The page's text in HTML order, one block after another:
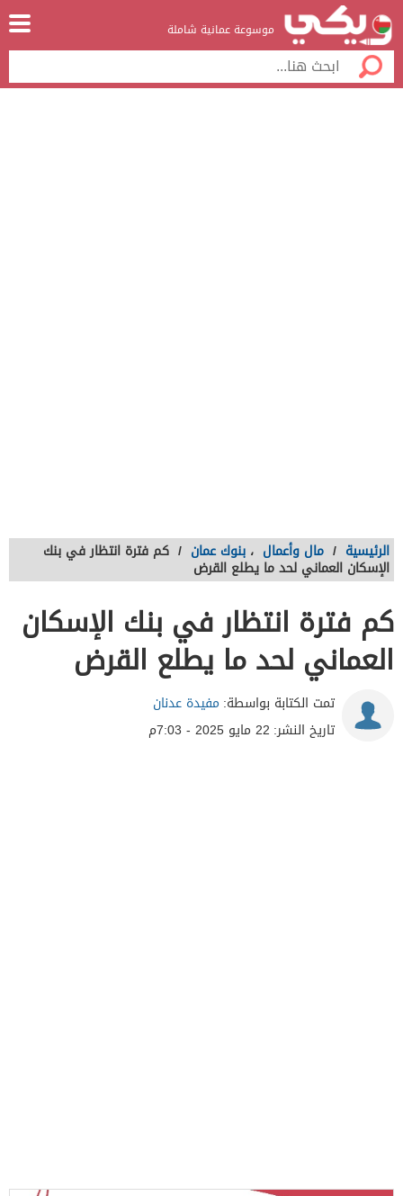
موسوعة عمانية شاملة
الرئيسية / مال وأعمال ، بنوك عمان / كم فترة انتظار في بنك
الإسكان العماني لحد ما يطلع القرض
كم فترة انتظار في بنك الإسكان
العماني لحد ما يطلع القرض
تمت الكتابة بواسطة: مفيدة عدنان
تاريخ النشر: 22 مايو 2025 - 7:03م